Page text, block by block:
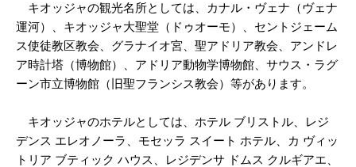
キオッジャの観光名所としては、カナル・ヴェナ（ヴェナ
運河）、キオッジャ大聖堂（ドゥオーモ）、セントジェーム
ス使徒教区教会、グラナイオ宮、聖アドリア教会、アンドレ
ア時計塔（博物館）、アドリア動物学博物館、サウス・ラグ
ーン市立博物館（旧聖フランシス教会）等があります。
キオッジャのホテルとしては、ホテル ブリストル、レジ
デンス エレオノーラ、モセッラ スイート ホテル、カ ヴィッ
トリア ブティック ハウス、レジデンサ ドムス クルギアエ、